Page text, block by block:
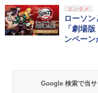
￥
マ」
￥
1
スプ
コー
￥
スプ
1
日本
ese
￥
プロ
1
【純
ラー
￥
【純
ラー
1
【
第三
ナル
(オ
カ
￥
エンタメ
ローソ
「劇場
ンペーン
Google 検索で当サ